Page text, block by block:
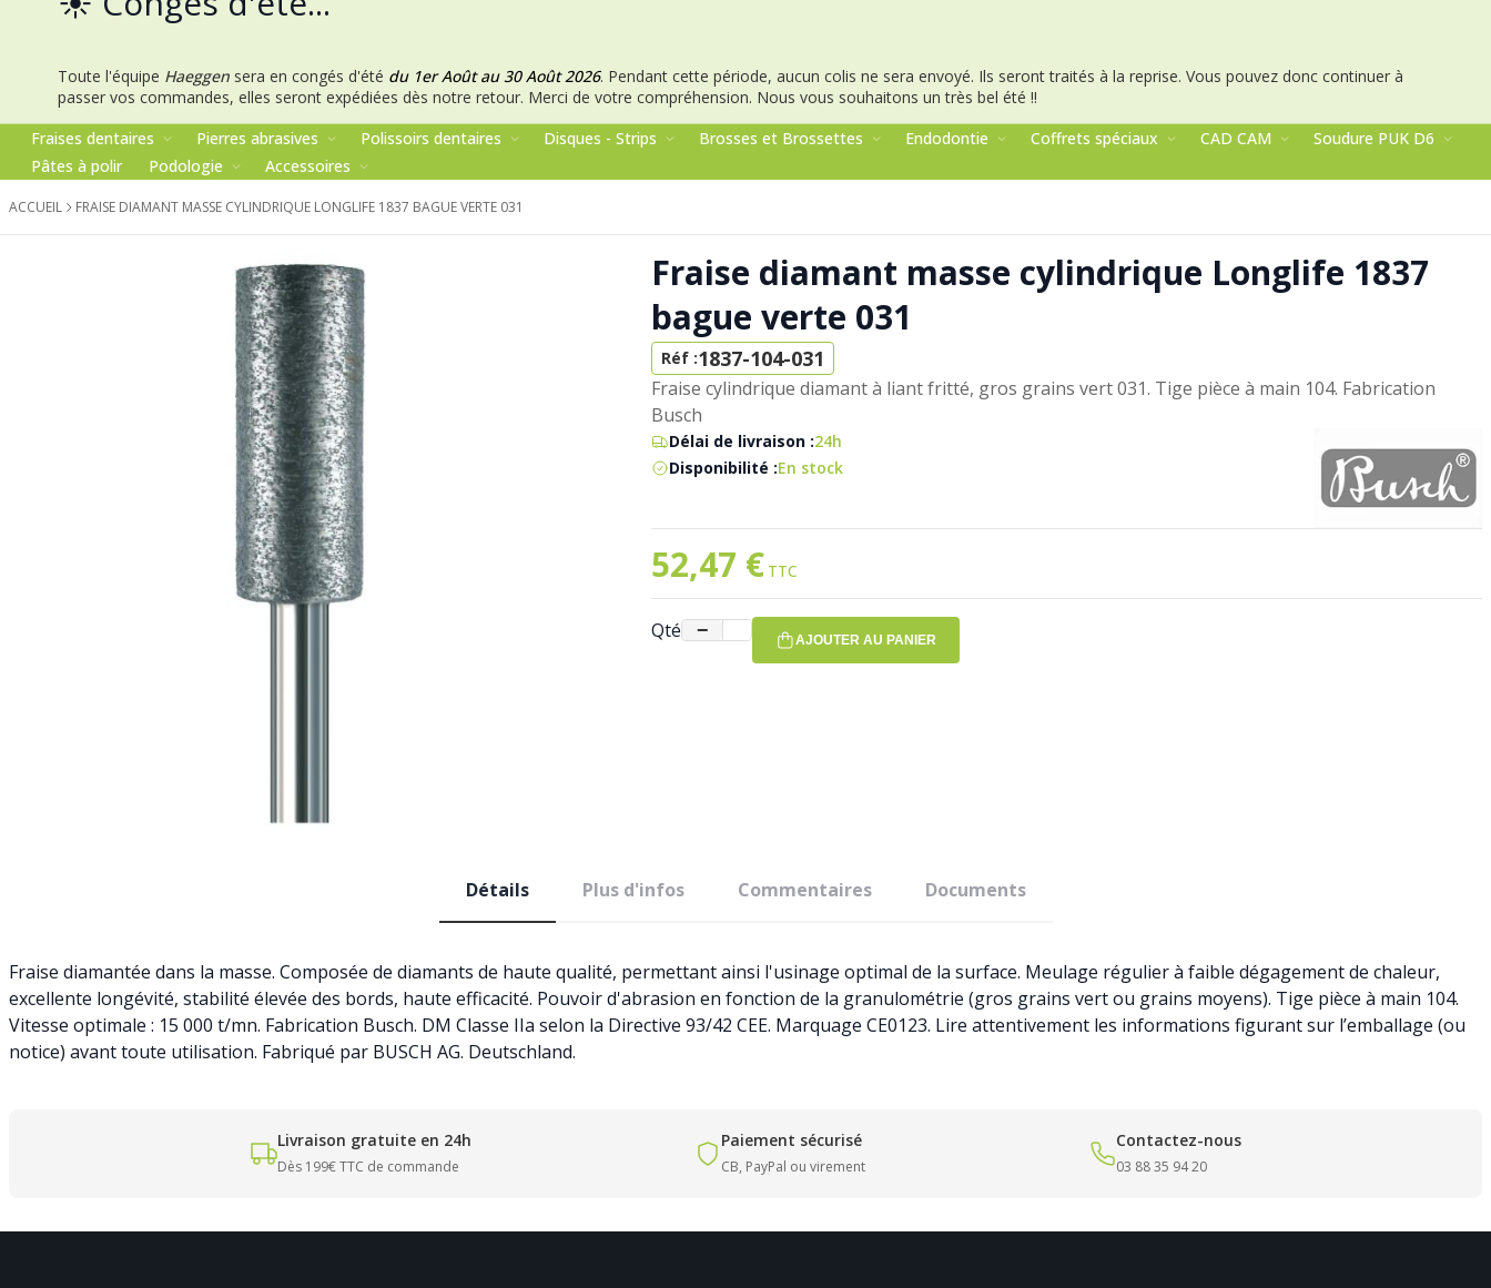
Toute l'équipe Haeggen sera en congés d'été du 1er Août au 30 Août 2026. Pendant cette période, aucun colis ne sera envoyé. Ils seront traités à la reprise. Vous pouvez donc continuer à
passer vos commandes, elles seront expédiées dès notre retour. Merci de votre compréhension. Nous vous souhaitons un très bel été !!
Fraises dentaires Pierres abrasives Polissoirs dentaires Disques - Strips Brosses et Brossettes Endodontie Coffrets spéciaux CAD CAM
Soudure PUK D6
Pâtes à polir
Podologie Accessoires
ACCUEIL FRAISE DIAMANT MASSE CYLINDRIQUE LONGLIFE 1837 BAGUE VERTE 031
Fraise diamant masse cylindrique Longlife 1837
bague verte 031
Réf :1837-104-031
Fraise cylindrique diamant à liant fritté, gros grains vert 031. Tige pièce à main 104. Fabrication
Busch
Délai de livraison :24h
Disponibilité :En stock
52,47 €
Qté − +
AJOUTER AU PANIER
Détails
Fraise diamantée dans la masse. Composée de diamants de haute qualité, permettant ainsi l'usinage optimal de la surface. Meulage régulier à faible dégagement de chaleur,
excellente longévité, stabilité élevée des bords, haute efficacité. Pouvoir d'abrasion en fonction de la granulométrie (gros grains vert ou grains moyens). Tige pièce à main 104.
Vitesse optimale : 15 000 t/mn. Fabrication Busch. DM Classe IIa selon la Directive 93/42 CEE. Marquage CE0123. Lire attentivement les informations figurant sur l’emballage (ou
notice) avant toute utilisation. Fabriqué par BUSCH AG. Deutschland.
Plus d'infos Commentaires Documents
Livraison gratuite en 24h
Dès 199€ TTC de commande
Paiement sécurisé
CB, PayPal ou virement
Contactez-nous
03 88 35 94 20